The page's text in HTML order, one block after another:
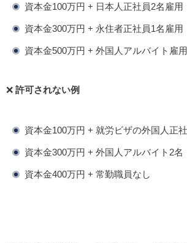
資本金100万円 + 日本人正社員2名雇用
資本金300万円 + 永住者正社員1名雇用
資本金500万円 + 外国人アルバイト雇用
❌ 許可されない例
資本金100万円 + 就労ビザの外国人正
資本金300万円 + 外国人アルバイト2名
資本金400万円 + 常勤職員なし